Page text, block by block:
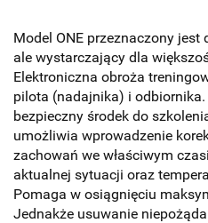
Model ONE przeznaczony
ale wystarczający dla
Elektroniczna obroża
pilota (nadajnika) i
bezpieczny środek do
umożliwia wprowadzenie
zachowań we właściwym
aktualnej sytuacji oraz
Pomaga w osiągnięciu
Jednakże usuwanie